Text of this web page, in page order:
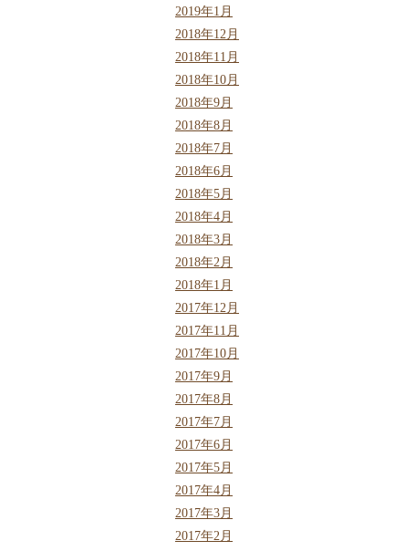
2019年1月
2018年12月
2018年11月
2018年10月
2018年9月
2018年8月
2018年7月
2018年6月
2018年5月
2018年4月
2018年3月
2018年2月
2018年1月
2017年12月
2017年11月
2017年10月
2017年9月
2017年8月
2017年7月
2017年6月
2017年5月
2017年4月
2017年3月
2017年2月